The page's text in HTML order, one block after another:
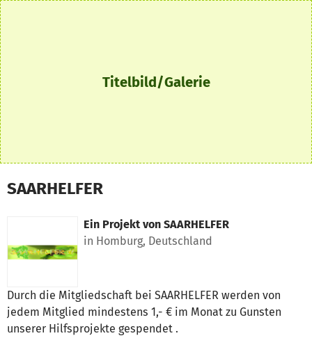
Zum Hauptinhalt springen
Erklärung zur Barrierefreiheit anzeigen
Titelbild/Galerie
SAARHELFER
Ein Projekt von SAARHELFER
in Homburg, Deutschland
Durch die Mitgliedschaft bei SAARHELFER werden von
jedem Mitglied mindestens 1,- € im Monat zu Gunsten
unserer Hilfsprojekte gespendet .